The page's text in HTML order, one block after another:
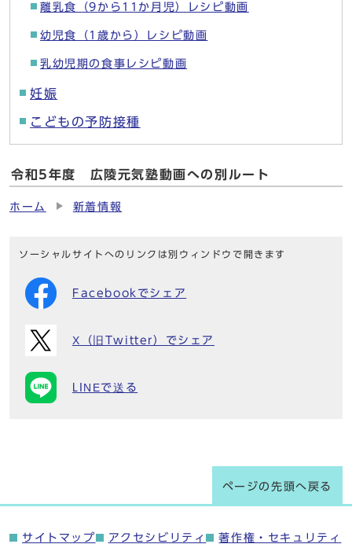
離乳食（9から11か月児）レシピ動画
幼児食（1歳から）レシピ動画
乳幼児期の食事レシピ動画
妊娠
こどもの予防接種
令和5年度 広陵元気塾動画への別ルート
ホーム 新着情報
ソーシャルサイトへのリンクは別ウィンドウで開きます
Facebookでシェア
X（旧Twitter）でシェア
LINEで送る
ページの先頭へ戻る
サイトマップ アクセシビリティ
著作権・セキュリティ